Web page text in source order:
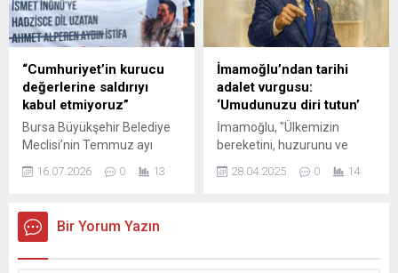
odaklı sosyal dayanışma
çalışmalarını sahada
sürdüren Kadın ve Aile
Politikaları Başkanı Esin
Akkoyunlu Kaynar, ekip
arkadaşlarıyla birlikte
mahallede yaşayan...
“Cumhuriyet’in kurucu
değerlerine saldırıyı
kabul etmiyoruz”
Bursa Büyükşehir Belediye
Meclisi’nin Temmuz ayı
toplantısında Türkiye
Cumhuriyeti’nin ikinci
Savaşı’nın önemli
komutanlarından İsmet
16.07.2026 0 13
İmamoğlu’ndan tarihi
adalet vurgusu:
‘Umudunuzu diri tutun’
İmamoğlu, "Ülkemizin
bereketini, huzurunu ve
güven duygusunu yerle bir
eden bu kara günlerden bizi
28.04.2025 0 14
Bir Yorum Yazın